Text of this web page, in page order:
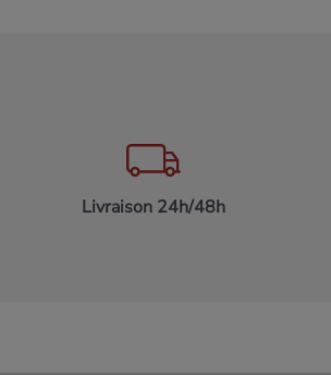
Livraison 24h/48h